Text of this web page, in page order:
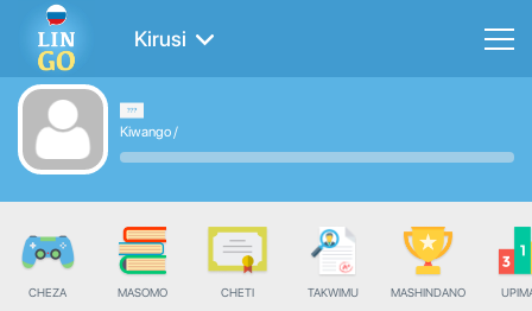
Kirusi
Kiwango/
CHEZA MASOMO CHETI TAKWIMU MASHINDANO